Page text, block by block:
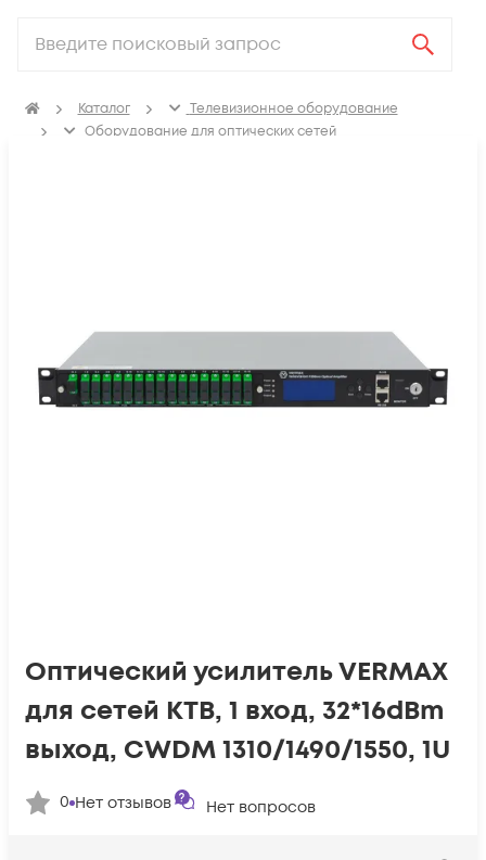
Каталог
Телевизионное оборудование
Оборудование для оптических сетей
Оптический усилитель VERMAX
для сетей КТВ, 1 вход, 32*16dBm
выход, CWDM 1310/1490/1550, 1U
0 Нет отзывов Нет вопросов